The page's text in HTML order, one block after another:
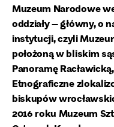
Muzeum Narodowe
oddziały – główny, o
instytucji, czyli
położoną w bliskim
Panoramę
Etnograficzne
biskupów
2016 roku Muzeum